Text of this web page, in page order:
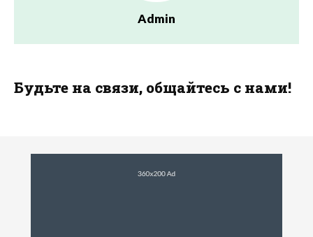
Admin
Будьте на связи, общайтесь с нами!